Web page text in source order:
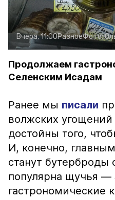
Вчера, 11:00РазноеФото:
Продолжаем
Селенским Исадам
Ранее мы писали
волжских угощений
достойны того,
И, конечно,
станут бутерброды
популярна щучья —
гастрономические